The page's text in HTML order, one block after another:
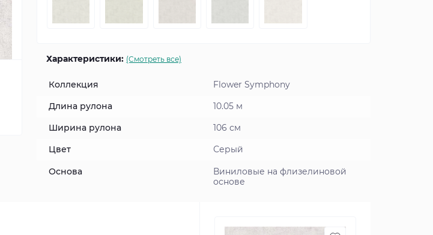
Характеристики: (Смотреть все)
Коллекция Flower Symphony
Длина рулона 10.05 м
Ширина рулона 106 см
Цвет Серый
Основа
Виниловые на флизелиновой
основе